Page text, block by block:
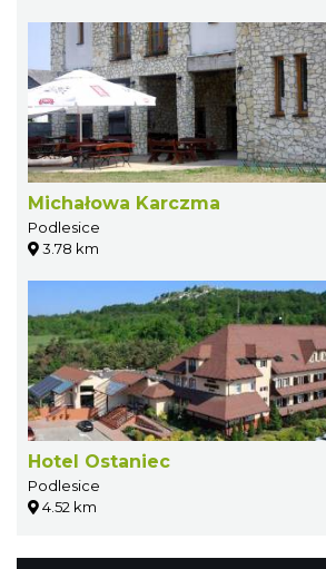
Michałowa Karczma
Podlesice
3.78 km
Hotel Ostaniec
Podlesice
4.52 km